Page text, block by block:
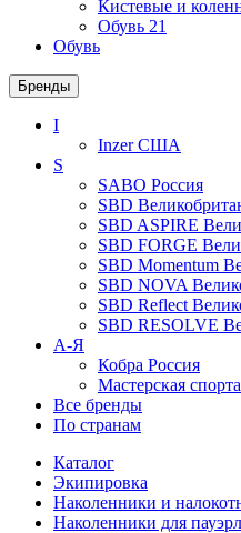
Кистевые и
Обувь 21
Обувь
Бренды
I
InzerСША
S
SABO Россия
SBD
SBD ASPIRE
SBD FORGE
SBD Momentum
SBD NOVA
SBD Reflect
SBD RESOLVE
А-Я
Кобра Россия
Мастерская спорта
Все бренды
По странам
Каталог
Экипировка
Наколенники и
Наколенники для